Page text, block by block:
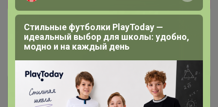
Показаны записи1-2
Стильные футболки PlayToday —
идеальный выбор для школы: удобно,
модно и на каждый день